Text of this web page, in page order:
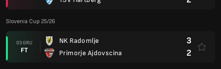
Slovenia Cup 25/26
03 GRU
FT
NK Radomlje
Primorje Ajdovscina
3
2